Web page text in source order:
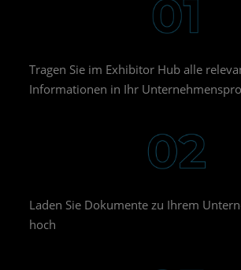
Tragen Sie im Exhibitor Hub alle
Informationen in Ihr
Laden Sie Dokumente zu Ihrem
hoch